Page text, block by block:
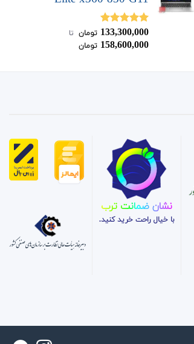
نمره5.00
از 5
133,300,000 تومان ‌ تا ‌
158,600,000 تومان
نشان ضمانت ترب
با خیال راحت خرید کنید.